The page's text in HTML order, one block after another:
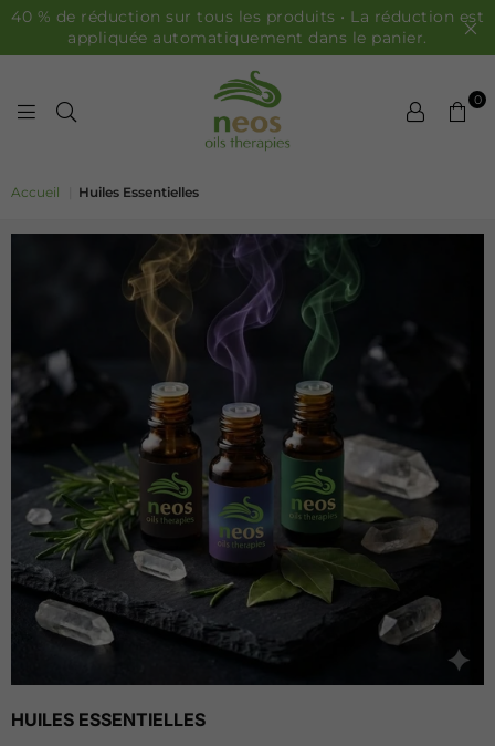
40 % de réduction sur tous les produits • La réduction est
appliquée automatiquement dans le panier.
0
Accueil Huiles Essentielles
HUILES ESSENTIELLES